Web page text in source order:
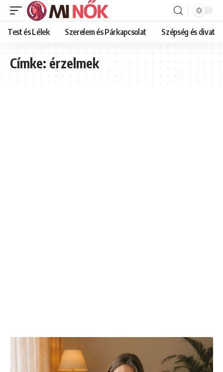
Test és Lélek Szerelem és Párkapcsolat Szépség és divat
Címke:érzelmek